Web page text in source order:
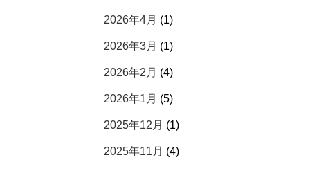
2026年4月 (1)
2026年3月 (1)
2026年2月 (4)
2026年1月 (5)
2025年12月 (1)
2025年11月 (4)